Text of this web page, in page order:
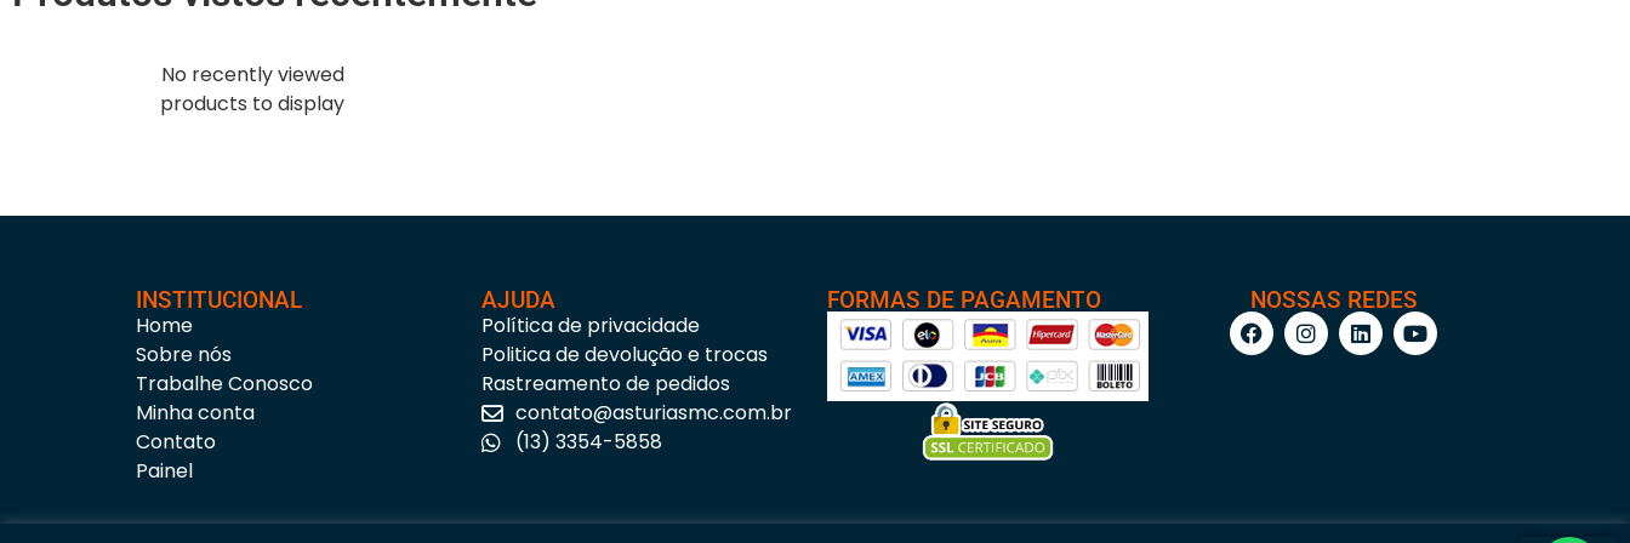
No recently viewed
products to display
INSTITUCIONAL
Home
Sobre nós
Trabalhe Conosco
Minha conta
Contato
Painel
AJUDA
Política de privacidade
Politica de devolução e trocas
Rastreamento de pedidos
contato@asturiasmc.com.br
(13) 3354-5858
FORMAS DE PAGAMENTO NOSSAS REDES